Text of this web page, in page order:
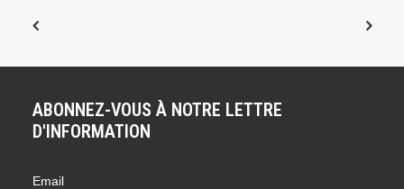
ABONNEZ-VOUS À NOTRE LETTRE
D'INFORMATION
Email